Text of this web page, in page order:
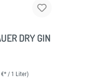
DRY GIN
€* / 1 Liter)